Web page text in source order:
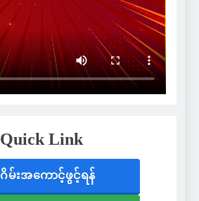
Quick Link
ဂိမ်းအကောင့်ဖွင့်ရန်